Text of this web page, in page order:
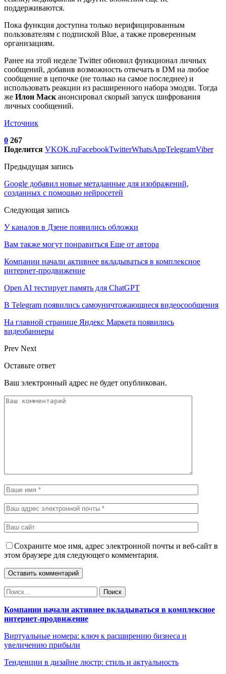
поддерживаются.
Пока функция доступна только верифицированным
пользователям с подпиской Blue, а также проверенным
организациям.
Ранее на этой неделе Twitter обновил функционал личных
сообщений, добавив возможность отвечать в DM на любое
сообщение в цепочке (не только на самое последнее) и
использовать реакции из расширенного набора эмодзи. Тогда
же Илон Маск анонсировал скорый запуск шифрования
личных сообщений.
Источник
0 267
Поделится VKOK.ruFacebookTwitterWhatsAppTelegramViber
Предыдущая запись
Google добавил новые метаданные для изображений,
созданных с помощью нейросетей
Следующая запись
У каналов в Дзене появились обложки
Вам также могут понравиться Еще от автора
Компании начали активнее вкладываться в комплексное
интернет-продвижение
Open AI тестирует память для ChatGPT
В Telegram появились самоуничтожающиеся видеосообщения
На главной странице Яндекс Маркета появились
видеобаннеры
Prev Next
Оставьте ответ
Ваш электронный адрес не будет опубликован.
Сохраните мое имя, адрес электронной почты и веб-сайт в
этом браузере для следующего комментария.
Компании начали активнее вкладываться в комплексное
интернет-продвижение
Виртуальные номера: ключ к расширению бизнеса и
увеличению прибыли
Тенденции в дизайне люстр: стиль и актуальность